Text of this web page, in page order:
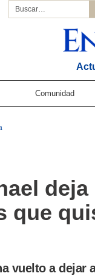
Comunidad
que
vuelto a dejar